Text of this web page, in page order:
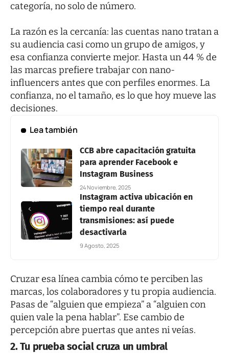
categoría, no solo de número.
La razón es la cercanía: las cuentas nano tratan a
su audiencia casi como un grupo de amigos, y
esa confianza convierte mejor. Hasta un 44 % de
las marcas prefiere trabajar con nano-
influencers antes que con perfiles enormes. La
confianza, no el tamaño, es lo que hoy mueve las
decisiones.
Lea también
CCB abre capacitación gratuita
para aprender Facebook e
Instagram Business
24 Noviembre, 2025
Instagram activa ubicación en
tiempo real durante
transmisiones: así puede
desactivarla
9 Agosto, 2025
Cruzar esa línea cambia cómo te perciben las
marcas, los colaboradores y tu propia audiencia.
Pasas de “alguien que empieza” a “alguien con
quien vale la pena hablar”. Ese cambio de
percepción abre puertas que antes ni veías.
2. Tu prueba social cruza un umbral